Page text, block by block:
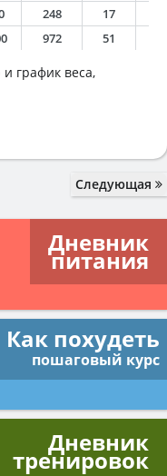
248 17
972 51
график веса,
Следующая
Дневник
питания
Как похудеть
пошаговый курс
Дневник
тренировок